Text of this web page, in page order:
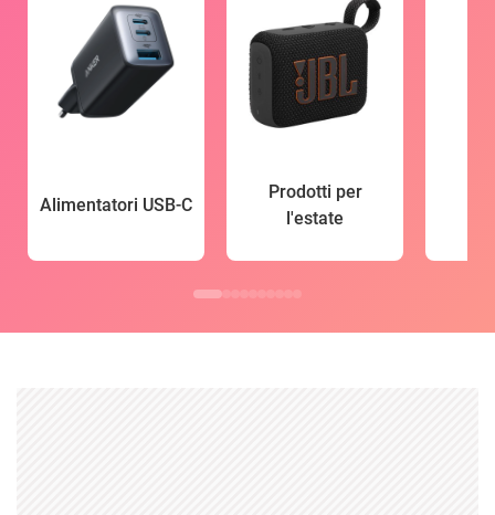
Alimentatori USB-C
Prodotti per
l'estate